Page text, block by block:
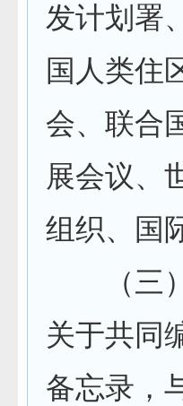
发计划署
国人类住
会、联合
展会议、
组织、国
（三）
关于共同
备忘录，